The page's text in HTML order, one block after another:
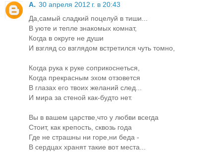
A. 30 апреля 2012 г. в 20:43
Да,самый сладкий поцелуй в тиши...
В уюте и тепле знакомых комнат,
Когда в округе не души
И взгляд со взглядом встретился чуть томно,
Когда рука к руке соприкоснеться,
Когда прекрасным эхом отзовется
В глазах его твоих желаний след...
И мира за стеной как-будто нет.
Вы в вашем царстве,что у любви всегда
Стоит, как крепость, сквозь года
Где не страшны ни горе,ни беда -
В сердцах хранят такие вот места...